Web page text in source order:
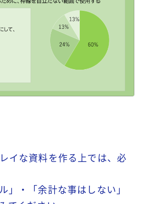
イな資料を作る上では、必
」・「余計な事はしない」